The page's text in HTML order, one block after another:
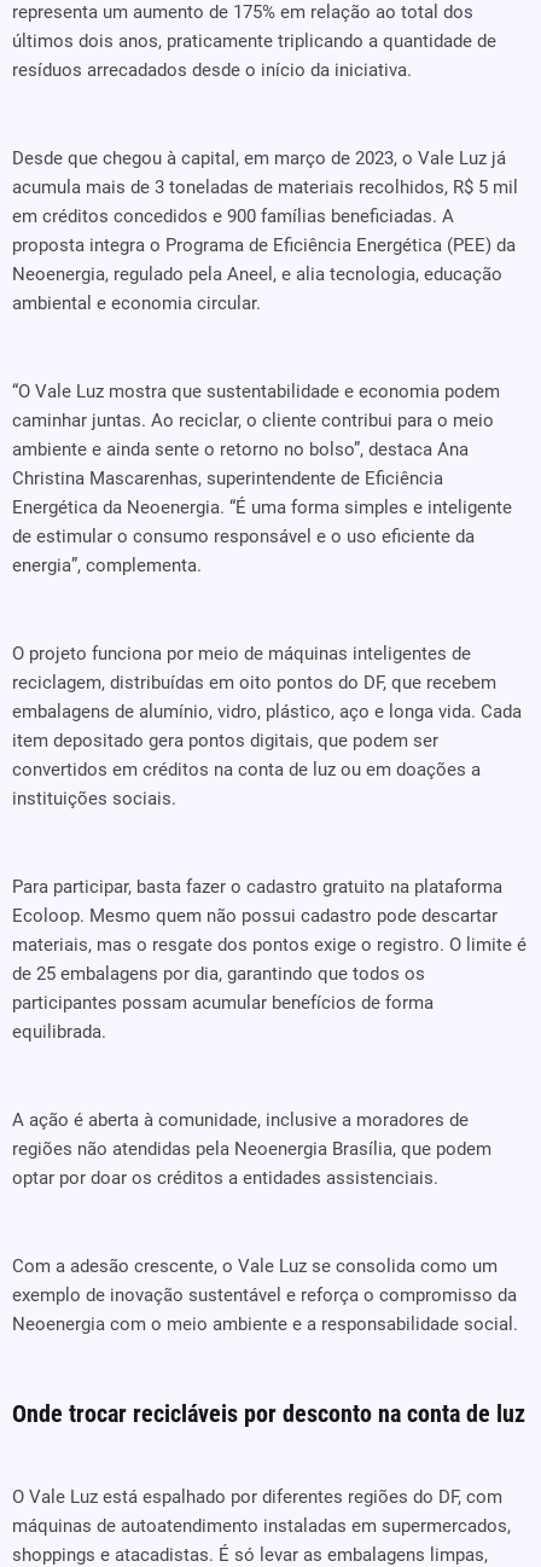
representa um aumento de 175% em relação ao total dos
últimos dois anos, praticamente triplicando a quantidade de
resíduos arrecadados desde o início da iniciativa.
Desde que chegou à capital, em março de 2023, o Vale Luz já
acumula mais de 3 toneladas de materiais recolhidos, R$ 5 mil
em créditos concedidos e 900 famílias beneficiadas. A
proposta integra o Programa de Eficiência Energética (PEE) da
Neoenergia, regulado pela Aneel, e alia tecnologia, educação
ambiental e economia circular.
“O Vale Luz mostra que sustentabilidade e economia podem
caminhar juntas. Ao reciclar, o cliente contribui para o meio
ambiente e ainda sente o retorno no bolso”, destaca Ana
Christina Mascarenhas, superintendente de Eficiência
Energética da Neoenergia. “É uma forma simples e inteligente
de estimular o consumo responsável e o uso eficiente da
energia”, complementa.
O projeto funciona por meio de máquinas inteligentes de
reciclagem, distribuídas em oito pontos do DF, que recebem
embalagens de alumínio, vidro, plástico, aço e longa vida. Cada
item depositado gera pontos digitais, que podem ser
convertidos em créditos na conta de luz ou em doações a
instituições sociais.
Para participar, basta fazer o cadastro gratuito na plataforma
Ecoloop. Mesmo quem não possui cadastro pode descartar
materiais, mas o resgate dos pontos exige o registro. O limite é
de 25 embalagens por dia, garantindo que todos os
participantes possam acumular benefícios de forma
equilibrada.
A ação é aberta à comunidade, inclusive a moradores de
regiões não atendidas pela Neoenergia Brasília, que podem
optar por doar os créditos a entidades assistenciais.
Com a adesão crescente, o Vale Luz se consolida como um
exemplo de inovação sustentável e reforça o compromisso da
Neoenergia com o meio ambiente e a responsabilidade social.
Onde trocar recicláveis por desconto na conta de luz
O Vale Luz está espalhado por diferentes regiões do DF, com
máquinas de autoatendimento instaladas em supermercados,
shoppings e atacadistas. É só levar as embalagens limpas,